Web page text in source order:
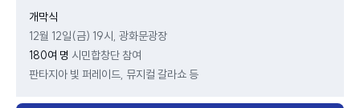
개막식
12월 12일(금) 19시, 광화문광장
180여 명 시민합창단 참여
판타지아 빛 퍼레이드, 뮤지컬 갈라쇼 등